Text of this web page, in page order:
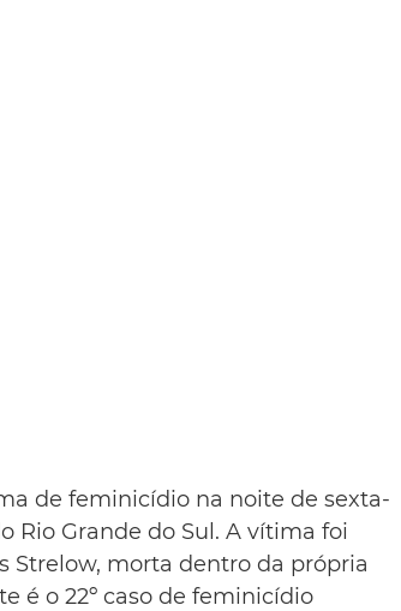
de feminicídio na noite de sexta-
Rio Grande do Sul. A vítima foi
Strelow, morta dentro da própria
é o 22º caso de feminicídio